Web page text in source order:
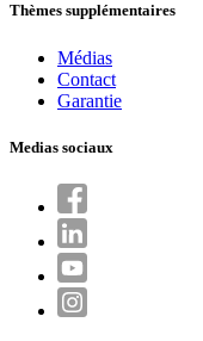
Thèmes supplémentaires
Médias
Contact
Garantie
Medias sociaux